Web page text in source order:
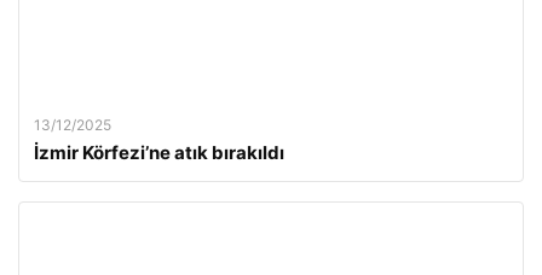
13/12/2025
İzmir Körfezi’ne atık bırakıldı